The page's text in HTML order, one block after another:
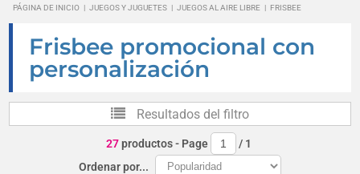
PÁGINA DE INICIO | JUEGOS Y JUGUETES | JUEGOS AL AIRE LIBRE | FRISBEE
Frisbee promocional con
personalización
Resultados del filtro
27productos- Page / 1
Ordenar por...